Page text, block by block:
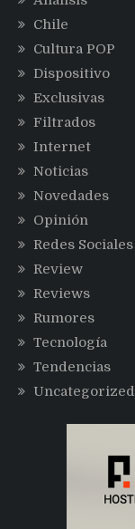
Chile
Cultura POP
Dispositivo
Exclusivas
Filtrados
Internet
Noticias
Novedades
Opinión
Redes Sociales
Review
Reviews
Rumores
Tecnología
Tendencias
Uncategorized